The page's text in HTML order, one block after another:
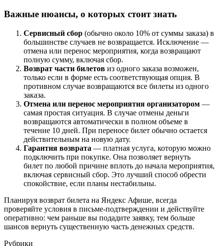
Важные нюансы, о которых стоит знать
Сервисный сбор (обычно около 10% от суммы заказа) в
большинстве случаев не возвращается. Исключение —
отмена или перенос мероприятия, когда возвращают
полную сумму, включая сбор.
Возврат части билетов из одного заказа возможен,
только если в форме есть соответствующая опция. В
противном случае возвращаются все билеты из одного
заказа.
Отмена или перенос мероприятия организатором —
самая простая ситуация. В случае отмены деньги
возвращаются автоматически в полном объеме в
течение 10 дней. При переносе билет обычно остается
действительным на новую дату.
Гарантия возврата — платная услуга, которую можно
подключить при покупке. Она позволяет вернуть
билет по любой причине вплоть до начала мероприятия,
включая сервисный сбор. Это лучший способ обрести
спокойствие, если планы нестабильны.
Планируя возврат билета на Яндекс Афише, всегда
проверяйте условия в письме-подтверждении и действуйте
оперативно: чем раньше вы подадите заявку, тем больше
шансов вернуть существенную часть денежных средств.
Рубрики